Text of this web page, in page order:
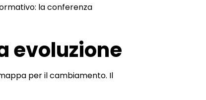
la conferenza
evoluzione
per il cambiamento. Il